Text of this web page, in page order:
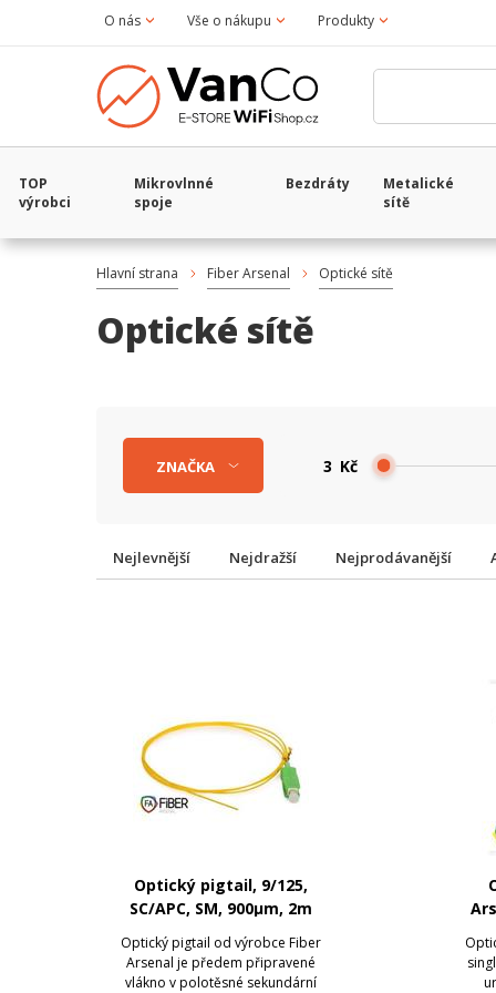
O nás Vše o nákupu Produkty
TOP
výrobci
Mikrovlnné
spoje
Bezdráty
Metalické
sítě
Hlavní strana Fiber Arsenal Optické sítě
Optické sítě
Kč
ZNAČKA
Nejlevnější Nejdražší Nejprodávanější
Optický pigtail, 9/125,
SC/APC, SM, 900µm, 2m
Optický pigtail od výrobce Fiber
Arsenal je předem připravené
vlákno v polotěsné sekundární